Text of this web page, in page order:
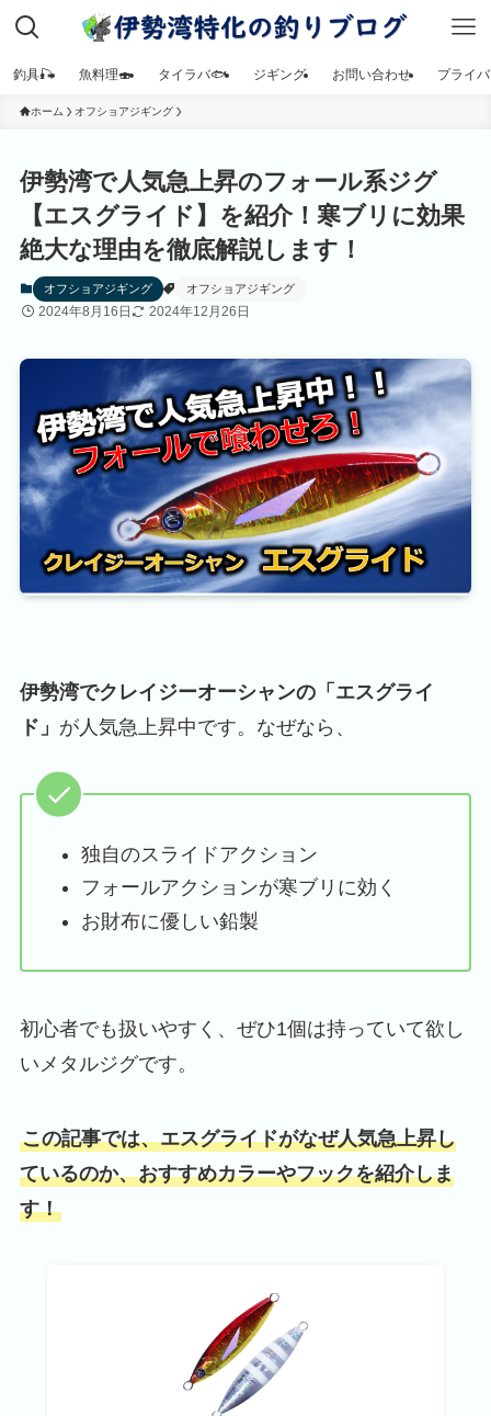
釣具🎣 魚料理🍣 タイラバ🐟 ジギング お問い合わせ プライ
ホーム オフショアジギング
伊勢湾で人気急上昇のフォール系ジグ
【エスグライド】を紹介！寒ブリに効果
絶大な理由を徹底解説します！
オフショアジギング オフショアジギング
2024年8月16日 2024年12月26日
伊勢湾でクレイジーオーシャンの「エスグライ
ド」 が人気急上昇中です。なぜなら、
独自のスライドアクション
フォールアクションが寒ブリに効く
お財布に優しい鉛製
初心者でも扱いやすく、ぜひ1個は持っていて欲し
いメタルジグです。
この記事では、エスグライドがなぜ人気急上昇し
ているのか、おすすめカラーやフックを紹介しま
す！